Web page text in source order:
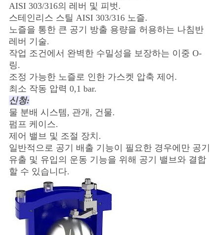
AISI 303/316의 레버 및 피벗.
스테인리스 스틸 AISI 303/316 노즐.
노즐을 통한 큰 공기 방출 용량을 허용하는 나침반
레버 기술.
작업 조건에서 완벽한 수밀성을 보장하는 이중 O-
링.
조정 가능한 노즐로 인한 가스켓 압축 제어.
최소 작동 압력 0,1 bar.
신청:
물 분배 시스템, 관개, 건물.
펌프 케이스.
제어 밸브 및 조절 장치.
일반적으로 공기 배출 기능이 필요한 경우에만 공기
유출 및 유입의 운동 기능을 위해 공기 밸브와 결합
할 수 있습니다.